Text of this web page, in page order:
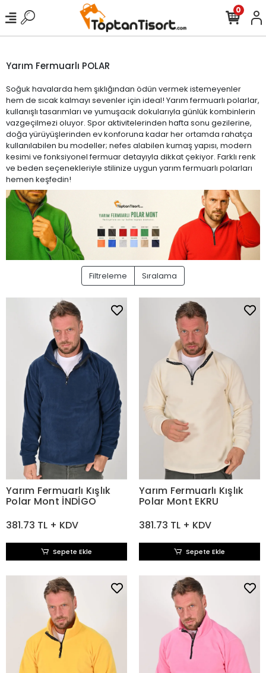
0
Yarım Fermuarlı POLAR
Soğuk havalarda hem şıklığından ödün vermek istemeyenler
hem de sıcak kalmayı sevenler için ideal! Yarım fermuarlı polarlar,
kullanışlı tasarımları ve yumuşacık dokularıyla günlük kombinlerin
vazgeçilmezi oluyor. Spor aktivitelerinden hafta sonu gezilerine,
doğa yürüyüşlerinden ev konforuna kadar her ortamda rahatça
kullanılabilen bu modeller; nefes alabilen kumaş yapısı, modern
kesimi ve fonksiyonel fermuar detayıyla dikkat çekiyor. Farklı renk
ve beden seçenekleriyle stilinize uygun yarım fermuarlı polarları
hemen keşfedin!
Filtreleme Sıralama
Yarım Fermuarlı Kışlık
Polar Mont İNDİGO
381.73 TL + KDV
Sepete Ekle
Yarım Fermuarlı Kışlık
Polar Mont EKRU
381.73 TL + KDV
Sepete Ekle